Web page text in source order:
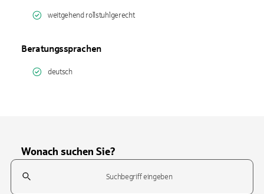
weitgehend rollstuhlgerecht
Beratungssprachen
deutsch
Wonach suchen Sie?
Suchfeld